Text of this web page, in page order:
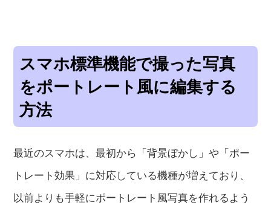
スマホ標準機能で撮った写真
をポートレート風に編集する
方法
最近のスマホは、最初から「背景ぼかし」や「ポー
トレート効果」に対応している機種が増えており、
以前よりも手軽にポートレート風写真を作れるよう